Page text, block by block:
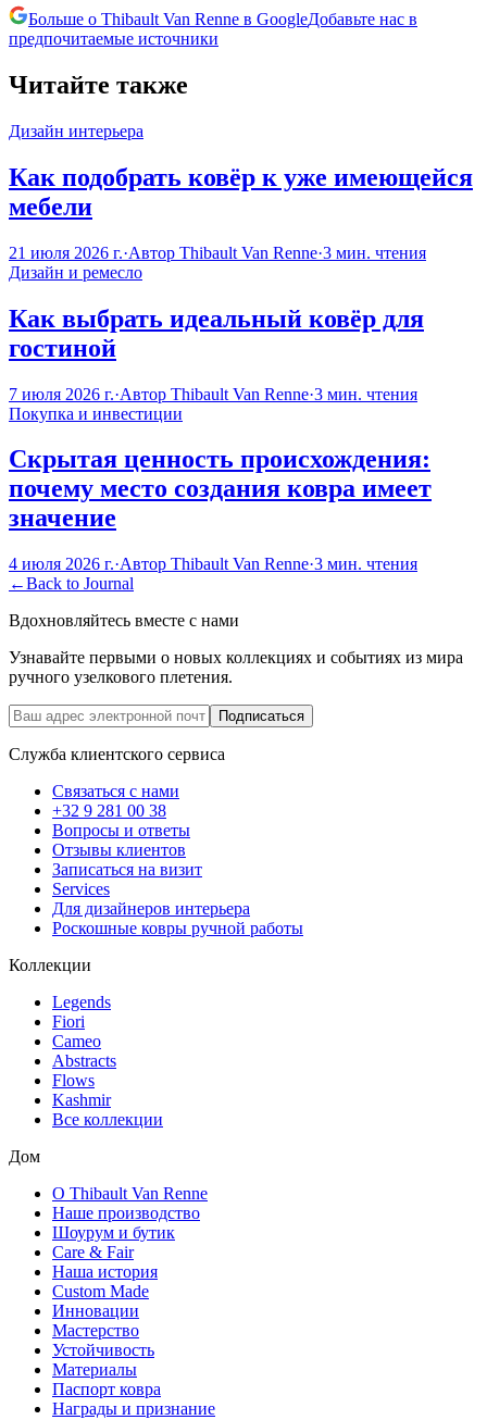
Больше о Thibault Van Renne в GoogleДобавьте нас в
предпочитаемые источники
Читайте также
Дизайн интерьера
Как подобрать ковёр к уже имеющейся
мебели
21 июля 2026 г.·Автор Thibault Van Renne·3 мин. чтения
Дизайн и ремесло
Как выбрать идеальный ковёр для
гостиной
7 июля 2026 г.·Автор Thibault Van Renne·3 мин. чтения
Покупка и инвестиции
Скрытая ценность происхождения:
почему место создания ковра имеет
значение
4 июля 2026 г.·Автор Thibault Van Renne·3 мин. чтения
←Back to Journal
Вдохновляйтесь вместе с нами
Узнавайте первыми о новых коллекциях и событиях из мира
ручного узелкового плетения.
Подписаться
Служба клиентского сервиса
Связаться с нами
+32 9 281 00 38
Вопросы и ответы
Отзывы клиентов
Записаться на визит
Services
Для дизайнеров интерьера
Роскошные ковры ручной работы
Коллекции
Legends
Fiori
Cameo
Abstracts
Flows
Kashmir
Все коллекции
Дом
О Thibault Van Renne
Наше производство
Шоурум и бутик
Care & Fair
Наша история
Custom Made
Инновации
Мастерство
Устойчивость
Материалы
Паспорт ковра
Награды и признание